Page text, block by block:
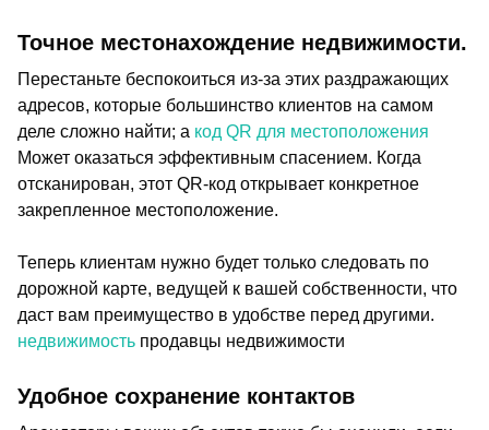
Точное местонахождение недвижимости.
Перестаньте беспокоиться из-за этих раздражающих
адресов, которые большинство клиентов на самом
деле сложно найти; а код QR для местоположения
Может оказаться эффективным спасением. Когда
отсканирован, этот QR-код открывает конкретное
закрепленное местоположение.
Теперь клиентам нужно будет только следовать по
дорожной карте, ведущей к вашей собственности, что
даст вам преимущество в удобстве перед другими.
недвижимость продавцы недвижимости
Удобное сохранение контактов